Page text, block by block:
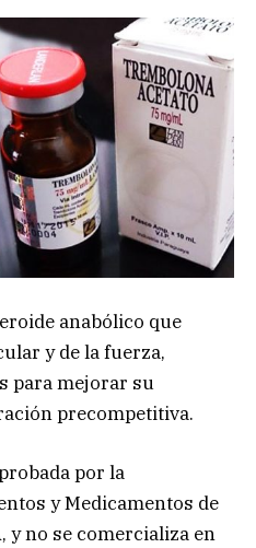
anabólico que
y de la fuerza,
para mejorar su
precompetitiva.
por la
y Medicamentos de
y no se comercializa en